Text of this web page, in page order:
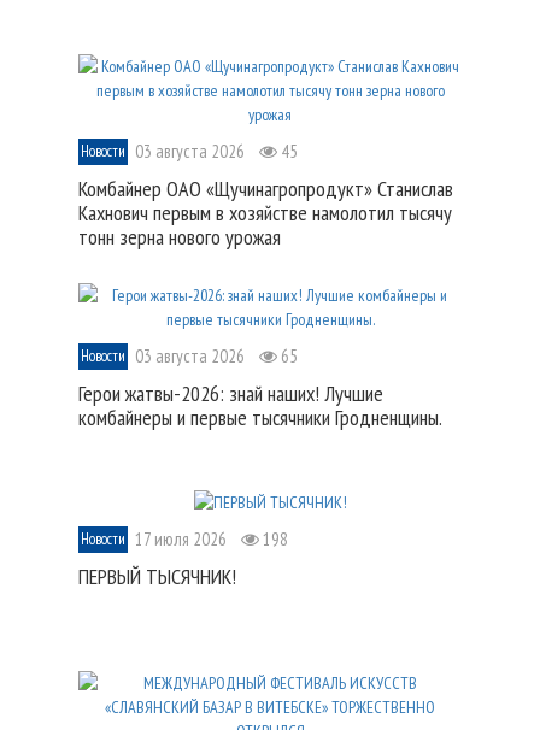
Новости 03 августа 2026 45
Комбайнер ОАО «Щучинагропродукт» Станислав
Кахнович первым в хозяйстве намолотил тысячу
тонн зерна нового урожая
Новости 03 августа 2026 65
Герои жатвы-2026: знай наших! Лучшие
комбайнеры и первые тысячники Гродненщины.
Новости 17 июля 2026 198
ПЕРВЫЙ ТЫСЯЧНИК!